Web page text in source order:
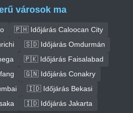
városok ma
🇵🇭 Időjárás Caloocan City
🇸🇩 Időjárás Omdurmán
🇵🇰 Időjárás Faisalabad
🇬🇳 Időjárás Conakry
🇮🇩 Időjárás Bekasi
🇮🇩 Időjárás Jakarta